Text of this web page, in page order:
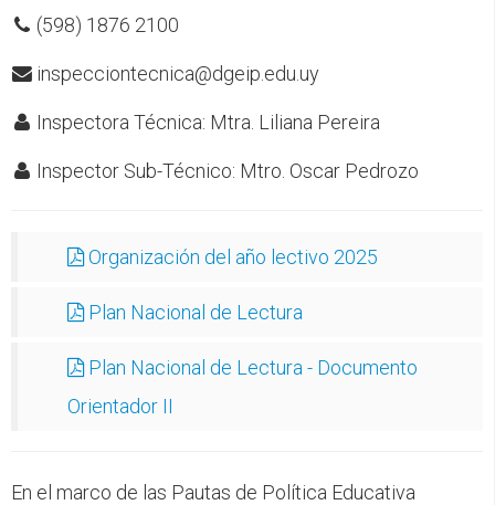
ATD
Documentos
(598) 1876 2100
inspecciontecnica@dgeip.edu.uy
Inspectora Técnica: Mtra. Liliana Pereira
Inspector Sub-Técnico: Mtro. Oscar Pedrozo
Organización del año lectivo 2025
Plan Nacional de Lectura
Plan Nacional de Lectura - Documento
Orientador II
En el marco de las Pautas de Política Educativa